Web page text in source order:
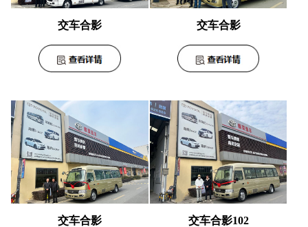
交车合影 交车合影
交车合影 交车合影102